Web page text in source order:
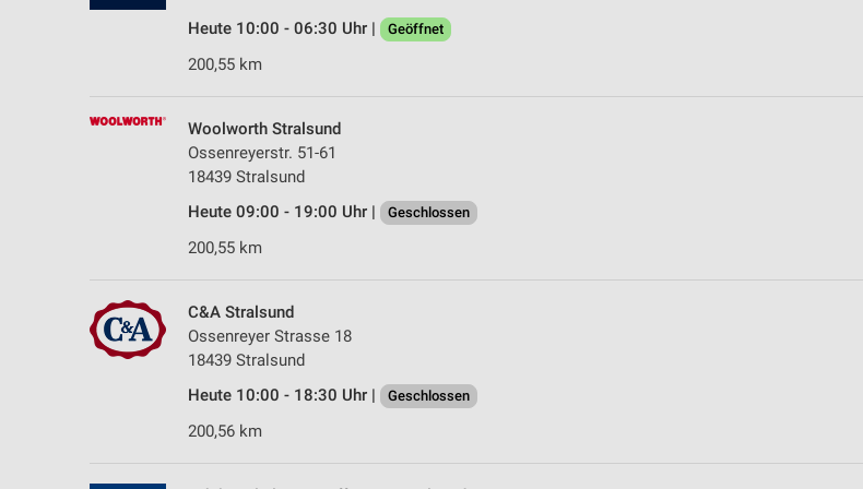
Heute 10:00 - 06:30 Uhr |
Geöffnet
200,55 km
Woolworth Stralsund
Ossenreyerstr. 51-61
18439 Stralsund
Heute 09:00 - 19:00 Uhr |
Geschlossen
200,55 km
C&A Stralsund
Ossenreyer Strasse 18
18439 Stralsund
Heute 10:00 - 18:30 Uhr |
Geschlossen
200,56 km